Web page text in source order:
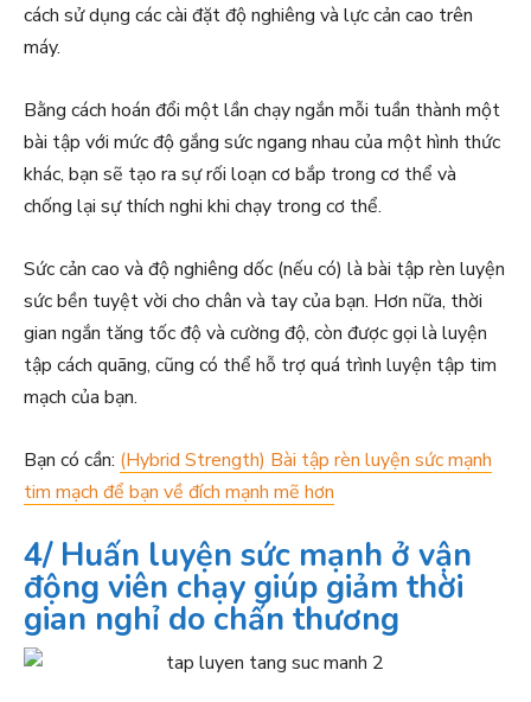
cách sử dụng các cài đặt độ nghiêng và lực cản cao trên
máy.
Bằng cách hoán đổi một lần chạy ngắn mỗi tuần thành một
bài tập với mức độ gắng sức ngang nhau của một hình thức
khác, bạn sẽ tạo ra sự rối loạn cơ bắp trong cơ thể và
chống lại sự thích nghi khi chạy trong cơ thể.
Sức cản cao và độ nghiêng dốc (nếu có) là bài tập rèn luyện
sức bền tuyệt vời cho chân và tay của bạn. Hơn nữa, thời
gian ngắn tăng tốc độ và cường độ, còn được gọi là luyện
tập cách quãng, cũng có thể hỗ trợ quá trình luyện tập tim
mạch của bạn.
Bạn có cần: (Hybrid Strength) Bài tập rèn luyện sức mạnh
tim mạch để bạn về đích mạnh mẽ hơn
4/ Huấn luyện sức mạnh ở vận
động viên chạy giúp giảm thời
gian nghỉ do chấn thương